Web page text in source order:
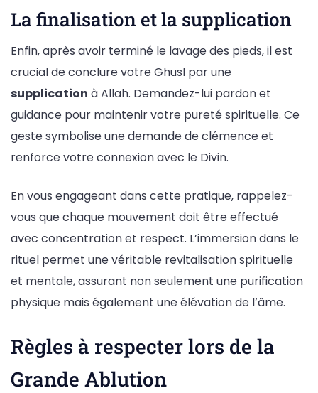
La finalisation et la supplication
Enfin, après avoir terminé le lavage des pieds, il est
crucial de conclure votre Ghusl par une
supplication à Allah. Demandez-lui pardon et
guidance pour maintenir votre pureté spirituelle. Ce
geste symbolise une demande de clémence et
renforce votre connexion avec le Divin.
En vous engageant dans cette pratique, rappelez-
vous que chaque mouvement doit être effectué
avec concentration et respect. L’immersion dans le
rituel permet une véritable revitalisation spirituelle
et mentale, assurant non seulement une purification
physique mais également une élévation de l’âme.
Règles à respecter lors de la
Grande Ablution